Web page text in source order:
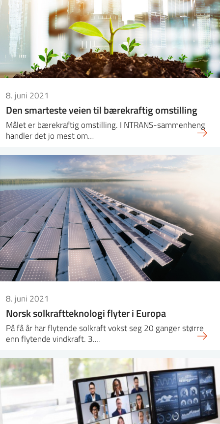
8. juni 2021
Den smarteste veien til bærekraftig omstilling
Målet er bærekraftig omstilling. I NTRANS-sammenheng
handler det jo mest om…
8. juni 2021
Norsk solkraftteknologi flyter i Europa
På få år har flytende solkraft vokst seg 20 ganger større
enn flytende vindkraft. 3.…